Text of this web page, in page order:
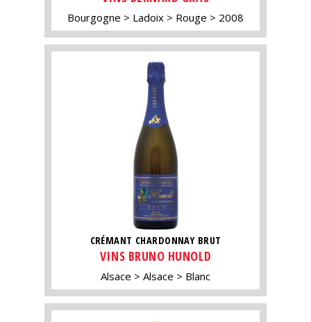
Bourgogne Ladoix Rouge 2008
CRÉMANT CHARDONNAY BRUT
VINS BRUNO HUNOLD
Alsace Alsace Blanc